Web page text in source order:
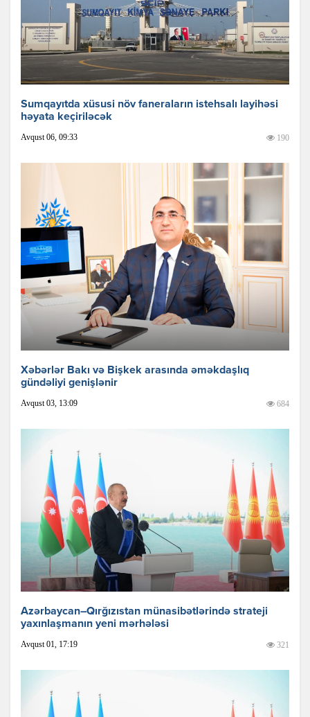
Sumqayıtda xüsusi növ faneraların istehsalı layihəsi
həyata keçiriləcək
Avqust 06, 09:33 190
Xəbərlər Bakı və Bişkek arasında əməkdaşlıq
gündəliyi genişlənir
Avqust 03, 13:09 684
Azərbaycan–Qırğızıstan münasibətlərində strateji
yaxınlaşmanın yeni mərhələsi
Avqust 01, 17:19 321